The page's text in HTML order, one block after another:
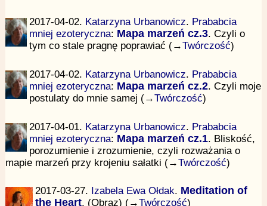
2017-04-02. Katarzyna Urbanowicz. Prababcia
mniej ezoteryczna: Mapa marzeń cz.3. Czyli o
tym co stale pragnę poprawiać (→Twórczość)
2017-04-02. Katarzyna Urbanowicz. Prababcia
mniej ezoteryczna: Mapa marzeń cz.2. Czyli moje
postulaty do mnie samej (→Twórczość)
2017-04-01. Katarzyna Urbanowicz. Prababcia
mniej ezoteryczna: Mapa marzeń cz.1. Bliskość,
porozumienie i zrozumienie, czyli rozważania o
mapie marzeń przy krojeniu sałatki (→Twórczość)
2017-03-27. Izabela Ewa Ołdak. Meditation of
the Heart. (Obraz) (→Twórczość)